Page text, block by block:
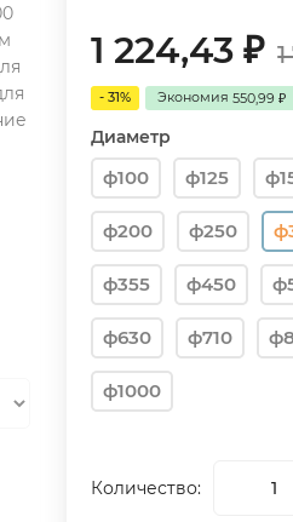
1 224,43₽
- 31% Экономия550,99₽
Диаметр
ф100 ф125
ф200 ф250
ф355 ф450
ф630 ф710
ф1000
Количество: